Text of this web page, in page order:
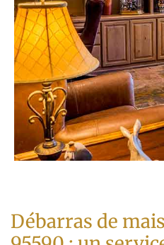
Débarras de